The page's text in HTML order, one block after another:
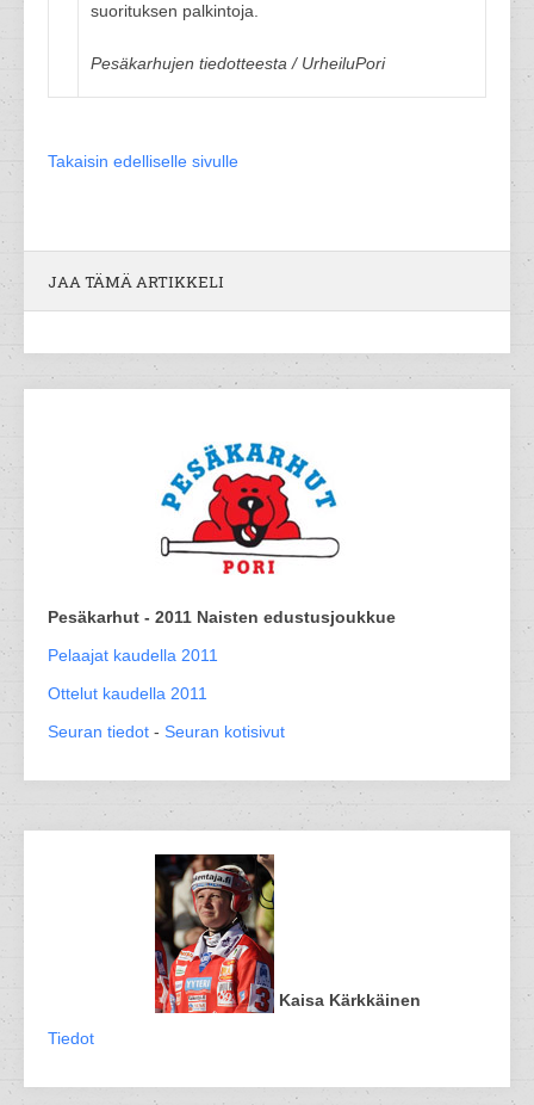
suorituksen palkintoja.
Pesäkarhujen tiedotteesta / UrheiluPori
Takaisin edelliselle sivulle
JAA TÄMÄ ARTIKKELI
Pesäkarhut - 2011 Naisten edustusjoukkue
Pelaajat kaudella 2011
Ottelut kaudella 2011
Seuran tiedot - Seuran kotisivut
Kaisa Kärkkäinen
Tiedot